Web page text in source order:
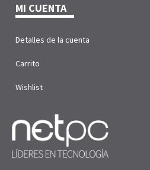
MI CUENTA
Detalles de la cuenta
Carrito
Wishlist